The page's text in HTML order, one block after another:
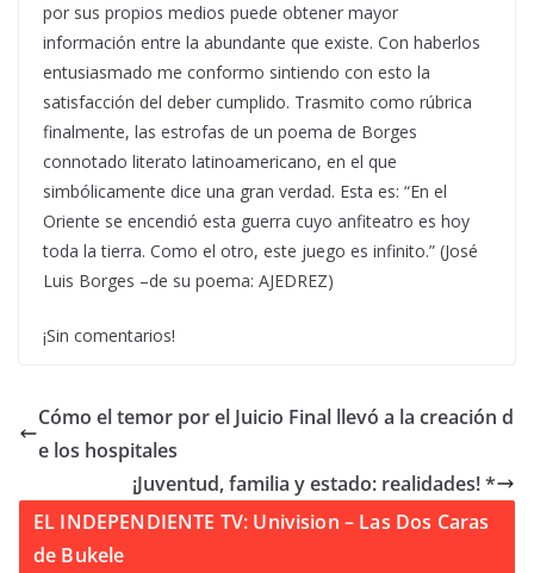
por sus propios medios puede obtener mayor
información entre la abundante que existe. Con haberlos
entusiasmado me conformo sintiendo con esto la
satisfacción del deber cumplido. Trasmito como rúbrica
finalmente, las estrofas de un poema de Borges
connotado literato latinoamericano, en el que
simbólicamente dice una gran verdad. Esta es: “En el
Oriente se encendió esta guerra cuyo anfiteatro es hoy
toda la tierra. Como el otro, este juego es infinito.” (José
Luis Borges –de su poema: AJEDREZ)
¡Sin comentarios!
Cómo el temor por el Juicio Final llevó a la creación d
e los hospitales
¡Juventud, familia y estado: realidades! *
EL INDEPENDIENTE TV: Univision – Las Dos Caras
de Bukele